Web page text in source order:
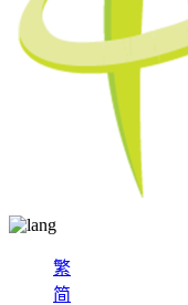
繁
简